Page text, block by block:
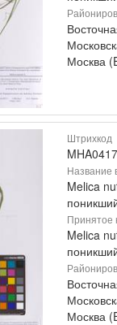
Москва
Штрихкод
Название
Melica
Принятое
Melica
Москва